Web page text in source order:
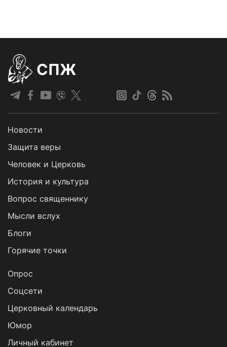
СПЖ
Новости
Защита веры
Человек и Церковь
История и культура
Вопрос священнику
Мысли вслух
Блоги
Горячие точки
Опрос
Cоцсети
Церковный календарь
Юмор
Личный кабинет